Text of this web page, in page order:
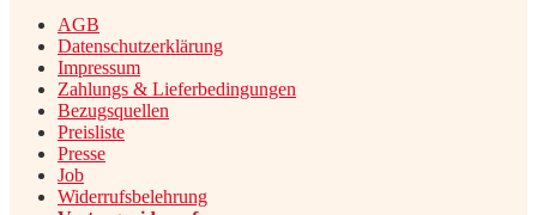
AGB
Datenschutzerklärung
Impressum
Zahlungs & Lieferbedingungen
Bezugsquellen
Preisliste
Presse
Job
Widerrufsbelehrung